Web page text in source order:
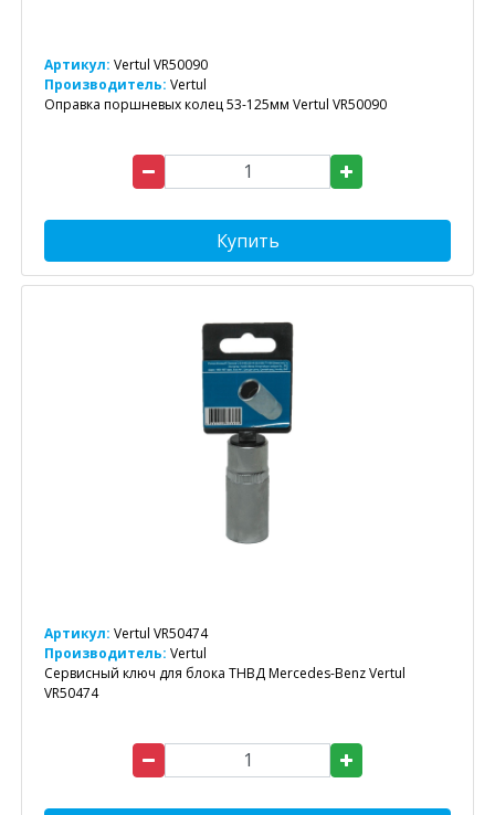
Артикул: Vertul VR50090
Производитель: Vertul
Оправка поршневых колец 53-125мм Vertul VR50090
Купить
Артикул: Vertul VR50474
Производитель: Vertul
Сервисный ключ для блока ТНВД Mercedes-Benz Vertul
VR50474